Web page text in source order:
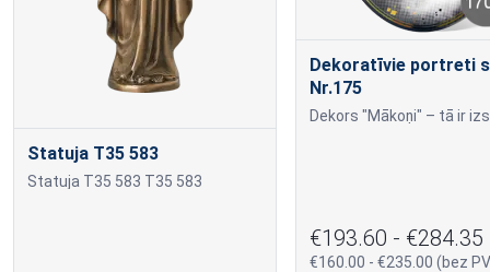
Statuja T35 583
Statuja T35 583 T35 583
Dekoratīvie portreti
Nr.175
€193.60 - €284.35
€160.00 - €235.00 (bez